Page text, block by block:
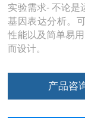
实验需求- 不论是
基因表达分析。
性能以及简单易
而设计。
产品咨